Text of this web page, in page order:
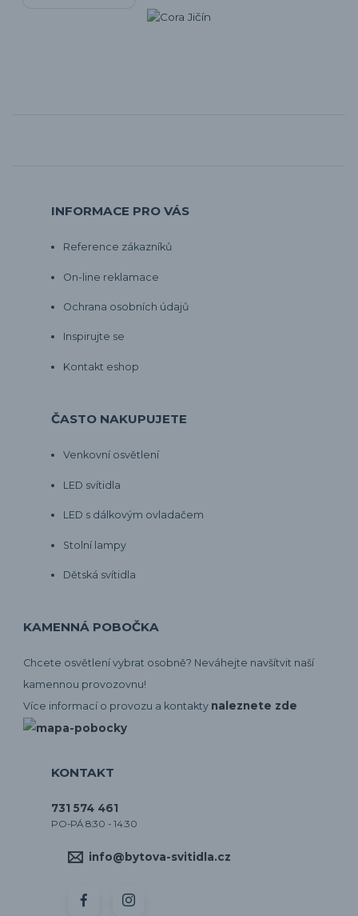
INFORMACE PRO VÁS
Reference zákazníků
On-line reklamace
Ochrana osobních údajů
Inspirujte se
Kontakt eshop
ČASTO NAKUPUJETE
Venkovní osvětlení
LED svítidla
LED s dálkovým ovladačem
Stolní lampy
Dětská svítidla
KAMENNÁ POBOČKA
Chcete osvětlení vybrat osobně? Neváhejte navšítvit naší
kamennou provozovnu!
Více informací o provozu a kontakty naleznete zde
KONTAKT
731 574 461
PO-PÁ 8:30 - 14:30
info@bytova-svitidla.cz